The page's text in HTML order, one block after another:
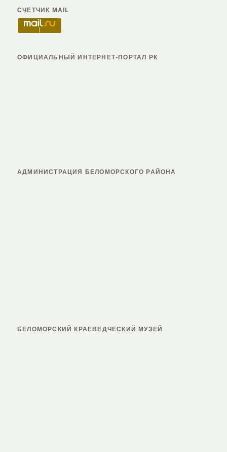
СЧЕТЧИК MAIL
ОФИЦИАЛЬНЫЙ ИНТЕРНЕТ-ПОРТАЛ РК
АДМИНИСТРАЦИЯ БЕЛОМОРСКОГО РАЙОНА
БЕЛОМОРСКИЙ КРАЕВЕДЧЕСКИЙ МУЗЕЙ